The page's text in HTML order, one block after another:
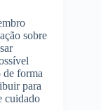
sobre
de forma
para
cuidado